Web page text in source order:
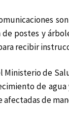
postes y
recibir
Ministerio de
de
afectadas de